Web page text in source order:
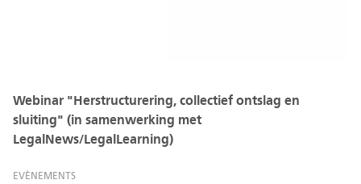
Webinar "Herstructurering, collectief ontslag en
sluiting" (in samenwerking met
LegalNews/LegalLearning)
EVÈNEMENTS